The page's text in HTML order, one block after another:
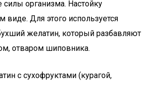
силы организма. Настойку
виде. Для этого используется
желатин, который разбавляют
отваром шиповника.
с сухофруктами (курагой,